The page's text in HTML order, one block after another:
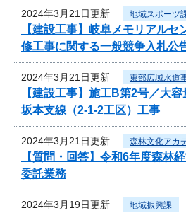
2024年3月21日更新 地域スポーツ
【建設工事】岐阜メモリアルセ
修工事に関する一般競争入札公
2024年3月21日更新 東部広域水道
【建設工事】施工B第2号／大
坂本支線（2-1-2工区）工事
2024年3月21日更新 森林文化アカ
【質問・回答】令和6年度森林
委託業務
2024年3月19日更新 地域振興課